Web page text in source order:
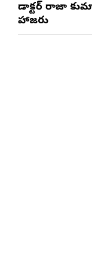
డాక్టర్ రాజా
హాజరు